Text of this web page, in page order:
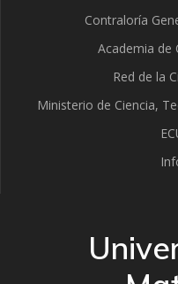
Contraloría
Academia de
Red de la
Ministerio de Ciencia,